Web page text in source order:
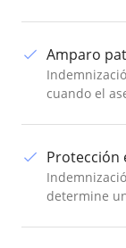
Amparo
cuando el
Protección
determine